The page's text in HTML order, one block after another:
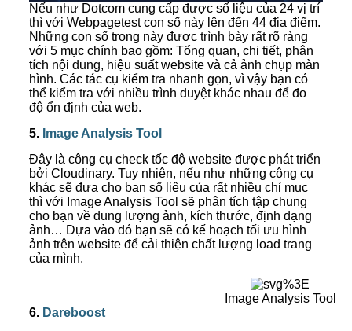
Nếu như Dotcom cung cấp được số liệu của 24 vị trí
thì với Webpagetest con số này lên đến 44 địa điểm.
Những con số trong này được trình bày rất rõ ràng
với 5 mục chính bao gồm: Tổng quan, chi tiết, phân
tích nội dung, hiệu suất website và cả ảnh chụp màn
hình. Các tác cụ kiểm tra nhanh gọn, vì vậy bạn có
thể kiểm tra với nhiều trình duyệt khác nhau để đo
độ ổn định của web.
5. Image Analysis Tool
Đây là công cụ check tốc độ website được phát triển
bởi Cloudinary. Tuy nhiên, nếu như những công cụ
khác sẽ đưa cho bạn số liệu của rất nhiều chỉ mục
thì với Image Analysis Tool sẽ phân tích tập chung
cho bạn về dung lượng ảnh, kích thước, định dạng
ảnh… Dựa vào đó bạn sẽ có kế hoạch tối ưu hình
ảnh trên website để cải thiện chất lượng load trang
của mình.
Image Analysis Tool
6. Dareboost